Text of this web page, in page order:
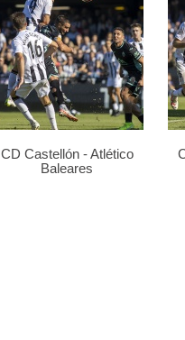
CD Castellón - Atlético
Baleares